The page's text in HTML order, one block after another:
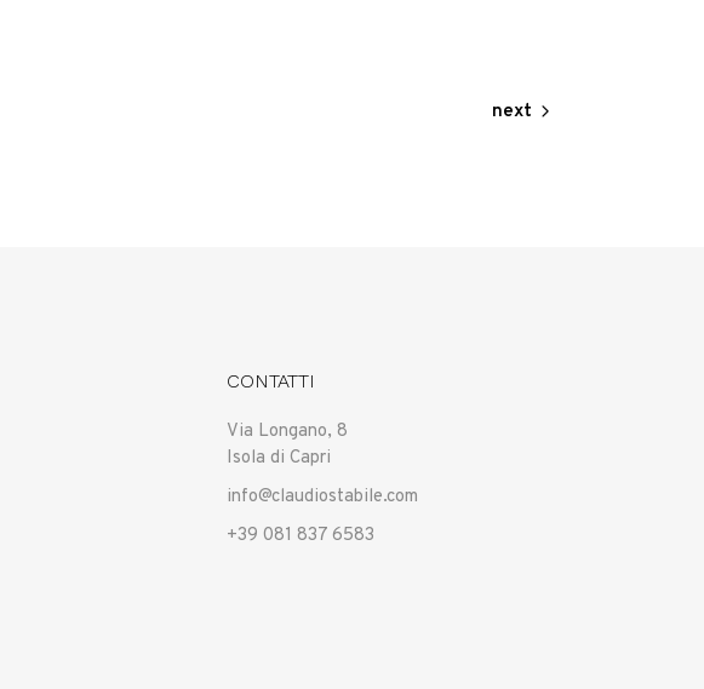
next
CONTATTI
Via Longano, 8
Isola di Capri
info@claudiostabile.com
+39 081 837 6583